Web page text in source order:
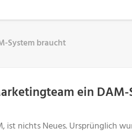
System braucht
ein
nichts Neues. Ursprünglich